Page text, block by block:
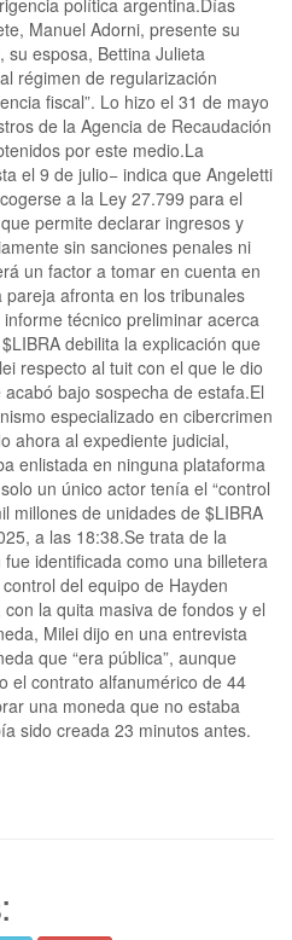
Manuel Adorni, presente su
esposa, Bettina Julieta
régimen de regularización
fiscal”. Lo hizo el 31 de mayo
de la Agencia de Recaudación
por este medio.La
el 9 de julio− indica que Angeletti
a la Ley 27.799 para el
permite declarar ingresos y
sin sanciones penales ni
un factor a tomar en cuenta en
afronta en los tribunales
técnico preliminar acerca
debilita la explicación que
respecto al tuit con el que le dio
bajo sospecha de estafa.El
especializado en cibercrimen
ahora al expediente judicial,
enlistada en ninguna plataforma
un único actor tenía el “control
millones de unidades de $LIBRA
a las 18:38.Se trata de la
identificada como una billetera
del equipo de Hayden
la quita masiva de fondos y el
Milei dijo en una entrevista
que “era pública”, aunque
el contrato alfanumérico de 44
una moneda que no estaba
sido creada 23 minutos antes.